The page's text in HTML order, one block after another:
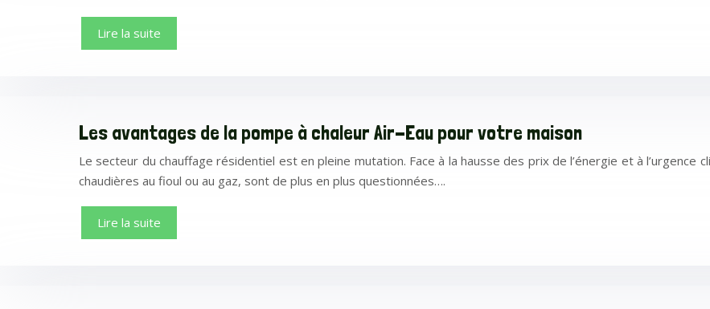
Lire la suite
Les avantages de la pompe à chaleur Air-Eau pour votre maison
Le secteur du chauffage résidentiel est en pleine mutation. Face à la hausse des prix de l’énergie et à
chaudières au fioul ou au gaz, sont de plus en plus questionnées….
Lire la suite